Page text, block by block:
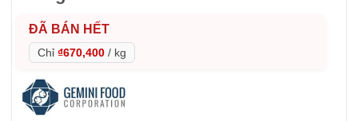
ĐÃ BÁN HẾT
Chỉ ₫670,400 / kg